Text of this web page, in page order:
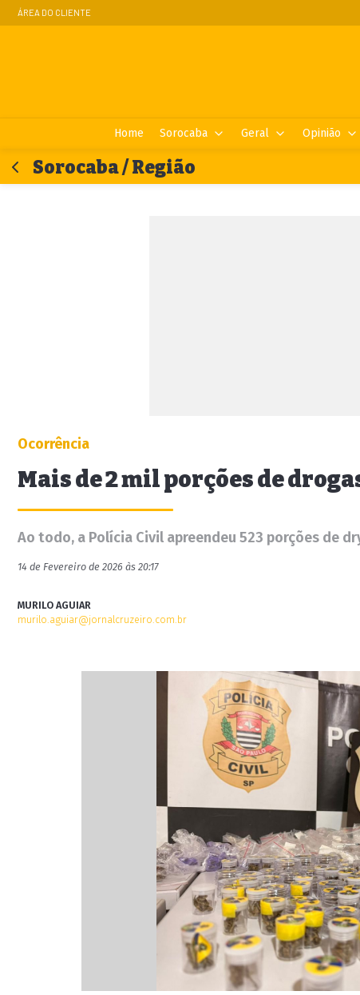
ÁREA DO CLIENTE
Home Sorocaba Geral Opinião
Sorocaba / Região
Ocorrência
Mais de 2 mil porções de
Ao todo, a Polícia Civil apreendeu 523 porções de
14 de Fevereiro de 2026 às 20:17
MURILO AGUIAR
murilo.aguiar@jornalcruzeiro.com.br